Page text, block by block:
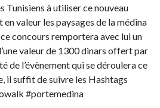
Tunisiens à utiliser ce nouveau
valeur les paysages de la médina
concours remportera avec lui un
valeur de 1300 dinars offert par
de l’évènement qui se déroulera ce
il suffit de suivre les Hashtags
#portemedina